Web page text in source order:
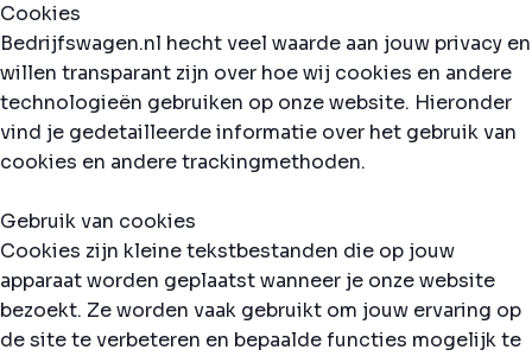
Cookies
Bedrijfswagen.nl hecht veel waarde aan jouw privacy en
willen transparant zijn over hoe wij cookies en andere
technologieën gebruiken op onze website. Hieronder
vind je gedetailleerde informatie over het gebruik van
cookies en andere trackingmethoden.
Gebruik van cookies
Cookies zijn kleine tekstbestanden die op jouw
apparaat worden geplaatst wanneer je onze website
bezoekt. Ze worden vaak gebruikt om jouw ervaring op
de site te verbeteren en bepaalde functies mogelijk te